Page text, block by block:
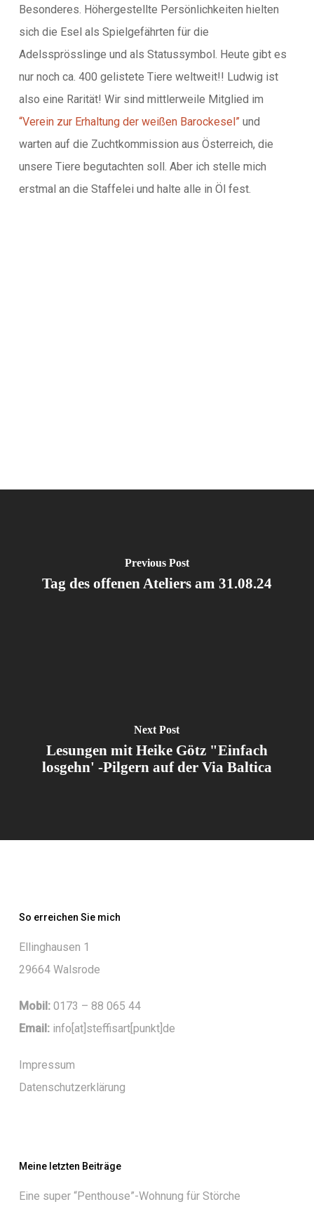
Besonderes. Höhergestellte Persönlichkeiten hielten
sich die Esel als Spielgefährten für die
Adelssprösslinge und als Statussymbol. Heute gibt es
nur noch ca. 400 gelistete Tiere weltweit!! Ludwig ist
also eine Rarität! Wir sind mittlerweile Mitglied im
“Verein zur Erhaltung der weißen Barockesel”und
warten auf die Zuchtkommission aus Österreich, die
unsere Tiere begutachten soll. Aber ich stelle mich
erstmal an die Staffelei und halte alle in Öl fest.
Previous Post
Tag des offenen Ateliers am 31.08.24
Next Post
Lesungen mit Heike Götz "Einfach
losgehn' -Pilgern auf der Via Baltica
So erreichen Sie mich
Ellinghausen 1
29664 Walsrode
Mobil:0173 – 88 065 44
Email:info[at]steffisart[punkt]de
Impressum
Datenschutzerklärung
Meine letzten Beiträge
Eine super “Penthouse”-Wohnung für Störche